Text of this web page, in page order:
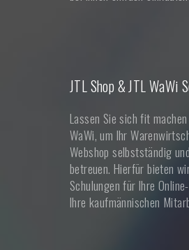
JTL Shop & JTL WaWi
Lassen Sie sich fit machen
WaWi, um Ihr
Webshop selbstständig
betreuen. Hierfür bieten
Schulungen für Ihre
Ihre kaufmännischen